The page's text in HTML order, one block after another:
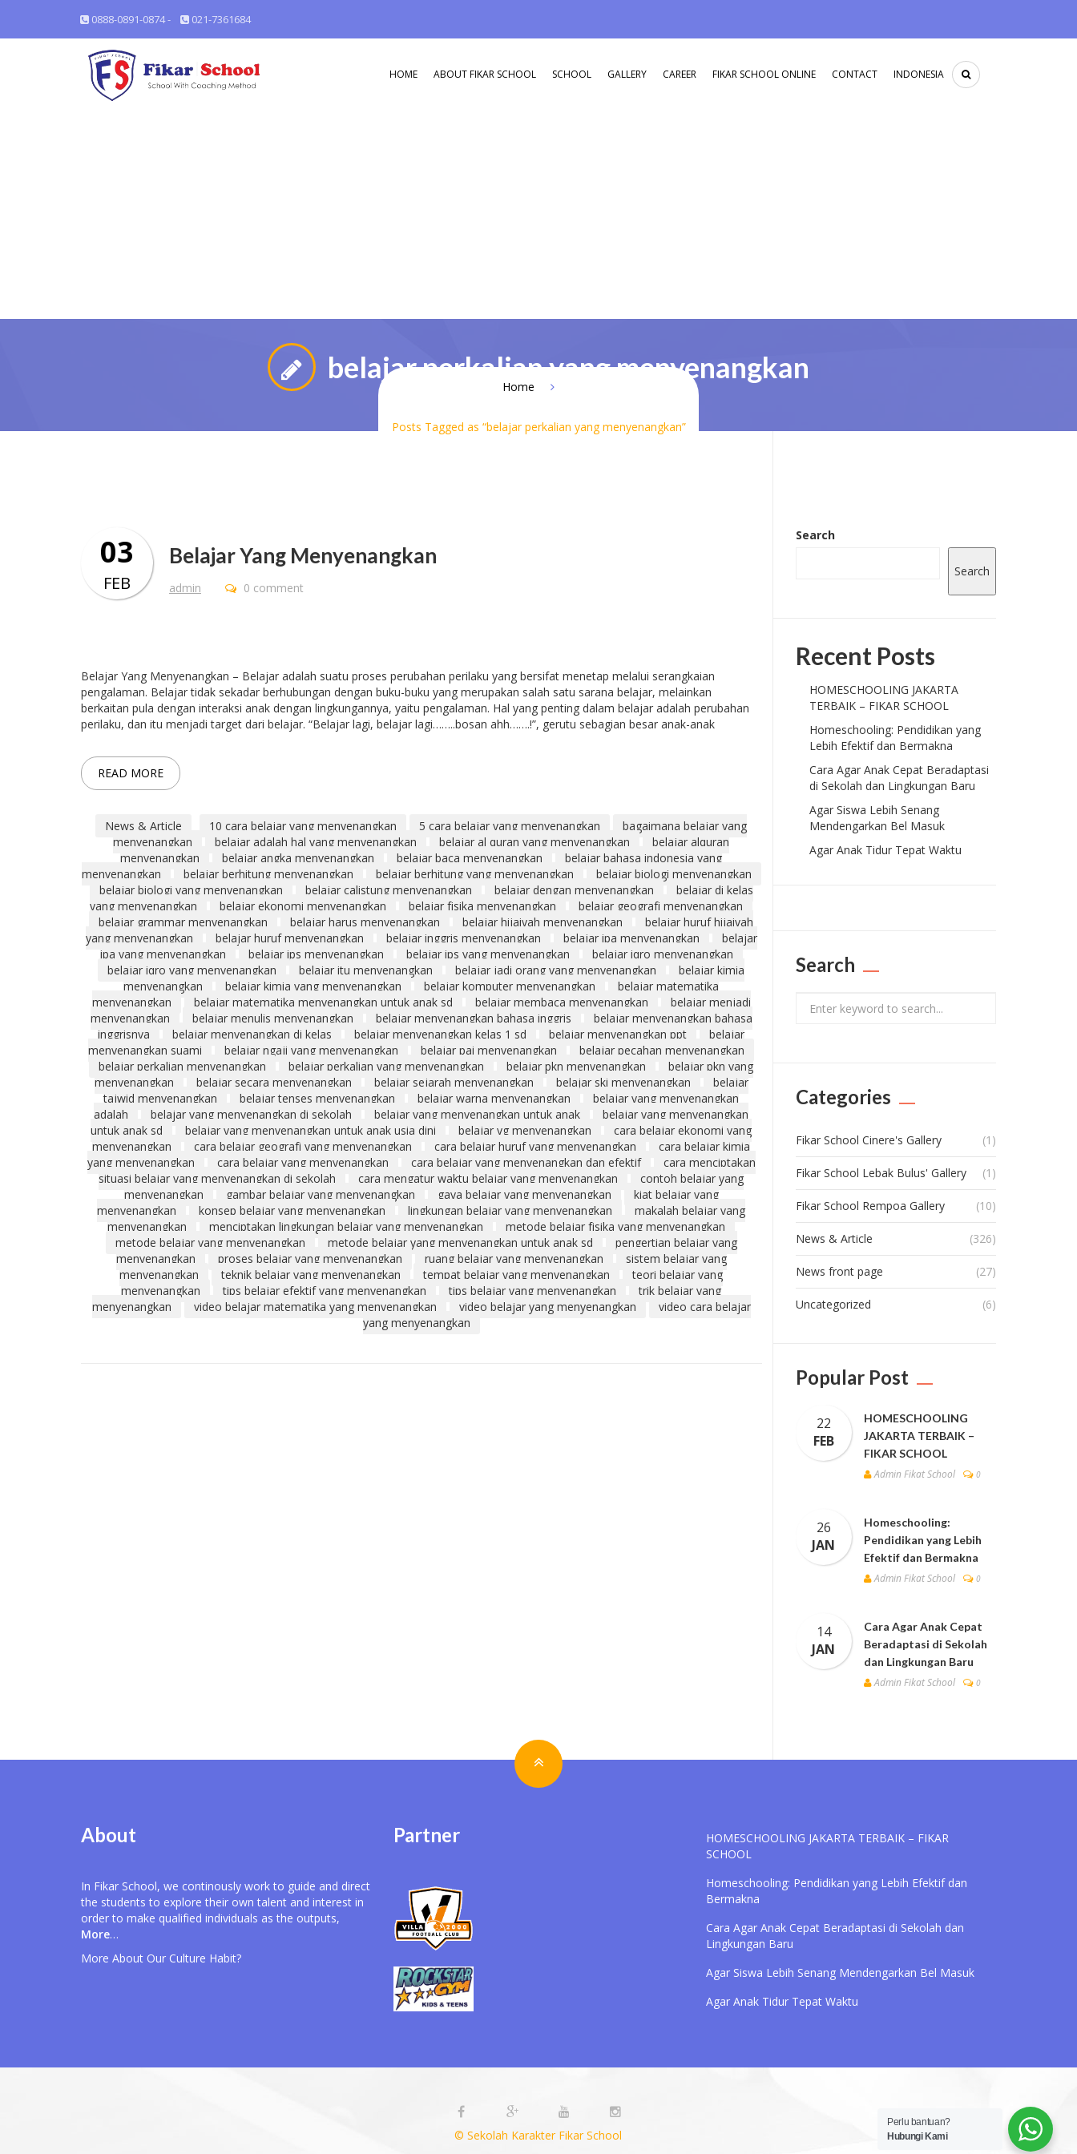
0888-0891-0874 - 021-7361684
HOME ABOUT FIKAR SCHOOL SCHOOL GALLERY CAREER FIKAR SCHOOL ONLINE CONTACT INDONESIA
belajar perkalian yang menyenangkan
Home
Posts Tagged as “belajar perkalian yang menyenangkan”
Belajar Yang Menyenangkan
admin
03
FEB 0 comment
Belajar Yang Menyenangkan – Belajar adalah suatu proses perubahan perilaku yang bersifat menetap melalui serangkaian
pengalaman. Belajar tidak sekadar berhubungan dengan buku-buku yang merupakan salah satu sarana belajar, melainkan
berkaitan pula dengan interaksi anak dengan lingkungannya, yaitu pengalaman. Hal yang penting dalam belajar adalah perubahan
perilaku, dan itu menjadi target dari belajar. “Belajar lagi, belajar lagi……..bosan ahh…….!”, gerutu sebagian besar anak-anak
READ MORE
News & Article 10 cara belajar yang menyenangkan 5 cara belajar yang menyenangkan
bagaimana belajar yang
menyenangkan
belajar adalah hal yang menyenangkan belajar al quran yang menyenangkan
belajar alquran
menyenangkan
belajar angka menyenangkan belajar baca menyenangkan
belajar bahasa indonesia yang
menyenangkan
belajar berhitung menyenangkan belajar berhitung yang menyenangkan
belajar biologi menyenangkan
belajar biologi yang menyenangkan
belajar calistung menyenangkan belajar dengan menyenangkan
belajar di kelas
yang menyenangkan
belajar ekonomi menyenangkan belajar fisika menyenangkan
belajar geografi menyenangkan
belajar grammar menyenangkan
belajar harus menyenangkan belajar hijaiyah menyenangkan
belajar huruf hijaiyah
yang menyenangkan
belajar huruf menyenangkan belajar inggris menyenangkan belajar ipa menyenangkan
belajar
ipa yang menyenangkan
belajar ips menyenangkan belajar ips yang menyenangkan
belajar iqro menyenangkan
belajar iqro yang menyenangkan
belajar itu menyenangkan belajar jadi orang yang menyenangkan
belajar kimia
menyenangkan
belajar kimia yang menyenangkan belajar komputer menyenangkan
belajar matematika
menyenangkan
belajar matematika menyenangkan untuk anak sd belajar membaca menyenangkan
belajar menjadi
menyenangkan
belajar menulis menyenangkan belajar menyenangkan bahasa inggris
belajar menyenangkan bahasa
inggrisnya
belajar menyenangkan di kelas belajar menyenangkan kelas 1 sd belajar menyenangkan ppt
belajar
menyenangkan suami
belajar ngaji yang menyenangkan belajar pai menyenangkan
belajar pecahan menyenangkan
belajar perkalian menyenangkan
belajar perkalian yang menyenangkan belajar pkn menyenangkan
belajar pkn yang
menyenangkan
belajar secara menyenangkan belajar sejarah menyenangkan belajar ski menyenangkan
belajar
tajwid menyenangkan
belajar tenses menyenangkan belajar warna menyenangkan
belajar yang menyenangkan
adalah
belajar yang menyenangkan di sekolah belajar yang menyenangkan untuk anak
belajar yang menyenangkan
untuk anak sd
belajar yang menyenangkan untuk anak usia dini belajar yg menyenangkan
cara belajar ekonomi yang
menyenangkan
cara belajar geografi yang menyenangkan cara belajar huruf yang menyenangkan
cara belajar kimia
yang menyenangkan
cara belajar yang menyenangkan cara belajar yang menyenangkan dan efektif
cara menciptakan
situasi belajar yang menyenangkan di sekolah
cara mengatur waktu belajar yang menyenangkan
contoh belajar yang
menyenangkan
gambar belajar yang menyenangkan gaya belajar yang menyenangkan
kiat belajar yang
menyenangkan
konsep belajar yang menyenangkan lingkungan belajar yang menyenangkan
makalah belajar yang
menyenangkan
menciptakan lingkungan belajar yang menyenangkan
metode belajar fisika yang menyenangkan
metode belajar yang menyenangkan
metode belajar yang menyenangkan untuk anak sd
pengertian belajar yang
menyenangkan
proses belajar yang menyenangkan ruang belajar yang menyenangkan
sistem belajar yang
menyenangkan
teknik belajar yang menyenangkan tempat belajar yang menyenangkan
teori belajar yang
menyenangkan
tips belajar efektif yang menyenangkan tips belajar yang menyenangkan
trik belajar yang
menyenangkan
video belajar matematika yang menyenangkan video belajar yang menyenangkan
video cara belajar
yang menyenangkan
Search
Search
Recent Posts
HOMESCHOOLING JAKARTA
TERBAIK – FIKAR SCHOOL
Homeschooling: Pendidikan yang
Lebih Efektif dan Bermakna
Cara Agar Anak Cepat Beradaptasi
di Sekolah dan Lingkungan Baru
Agar Siswa Lebih Senang
Mendengarkan Bel Masuk
Agar Anak Tidur Tepat Waktu
Search
Categories
Fikar School Cinere's Gallery (1)
Fikar School Lebak Bulus' Gallery (1)
Fikar School Rempoa Gallery (10)
News & Article (326)
News front page (27)
Uncategorized (6)
Popular Post
22
FEB
HOMESCHOOLING
JAKARTA TERBAIK –
FIKAR SCHOOL
Admin Fikat School
0
26
JAN
Homeschooling:
Pendidikan yang Lebih
Efektif dan Bermakna
Admin Fikat School
0
14
JAN
Cara Agar Anak Cepat
Beradaptasi di Sekolah
dan Lingkungan Baru
Admin Fikat School
0
About
In Fikar School, we continously work to guide and direct
the students to explore their own talent and interest in
order to make qualified individuals as the outputs,
More…
More About Our Culture Habit?
Partner
HOMESCHOOLING JAKARTA TERBAIK – FIKAR
SCHOOL
Homeschooling: Pendidikan yang Lebih Efektif dan
Bermakna
Cara Agar Anak Cepat Beradaptasi di Sekolah dan
Lingkungan Baru
Agar Siswa Lebih Senang Mendengarkan Bel Masuk
Agar Anak Tidur Tepat Waktu
© Sekolah Karakter Fikar School
Perlu bantuan?
Hubungi Kami